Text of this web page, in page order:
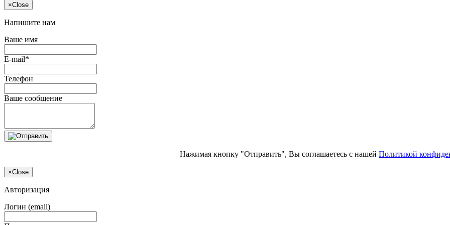
×Close
Напишите нам
Ваше имя
E-mail*
Телефон
Ваше сообщение
Нажимая кнопку "Отправить", Вы соглашаетесь с нашей Политикой
×Close
Авторизация
Логин (email)